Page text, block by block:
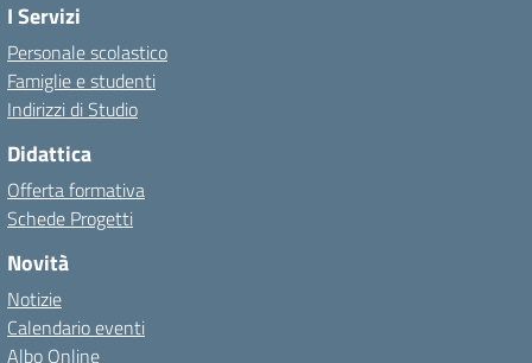
I Servizi
Personale scolastico
Famiglie e studenti
Indirizzi di Studio
Didattica
Offerta formativa
Schede Progetti
Novità
Notizie
Calendario eventi
Albo Online